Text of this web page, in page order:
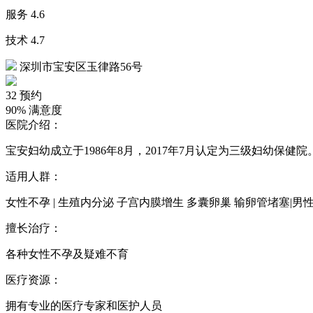
服务 4.6
技术 4.7
深圳市宝安区玉律路56号
32 预约
90% 满意度
医院介绍：
宝安妇幼成立于1986年8月，2017年7月认定为三级妇幼保健院。
适用人群：
女性不孕 | 生殖内分泌 子宫内膜增生 多囊卵巢 输卵管堵塞|男
擅长治疗：
各种女性不孕及疑难不育
医疗资源：
拥有专业的医疗专家和医护人员